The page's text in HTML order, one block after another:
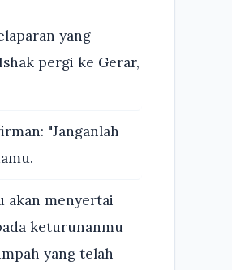
yang
pergi ke Gerar,
"Janganlah
akan menyertai
keturunanmu
yang telah